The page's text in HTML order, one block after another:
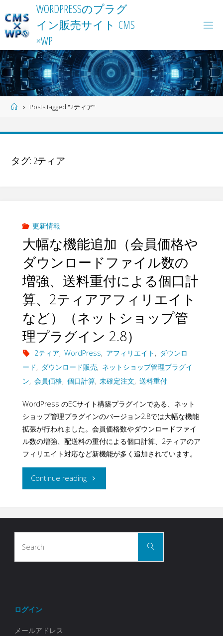
to
content
WORDPRESSのプラ グ
イ ン販売サイ ト CMS
×WP
HomePosts tagged "2ティア"
タグ: 2ティア
更新情報
大幅な機能追加（会員価格や
ダウンロードファイル数の
増強、送料重付による個口計
算、2ティアアフィリエイト
など）（ネットショップ管
理プラグイン 2.8）
2ティア, WordPress, アフィリエイト , ダウンロ
ード, ダウンロード販売, ネットショップ管理プラグイ
ン, 会員価格, 個口計算, 未確定注文, 送料重付
WordPress のECサイト構築プラグインである、ネット
ショップ管理プラグインのバージョン2.8では大幅な機能
拡張が行われました。会員価格数やダウンロードファイ
ル数の増強、配送料の重付による個口計算、2ティアのア
フィリエイト対応など新機能が多く追加されています。
Continue reading"大
な
能
Search
ログイン
メールアドレス